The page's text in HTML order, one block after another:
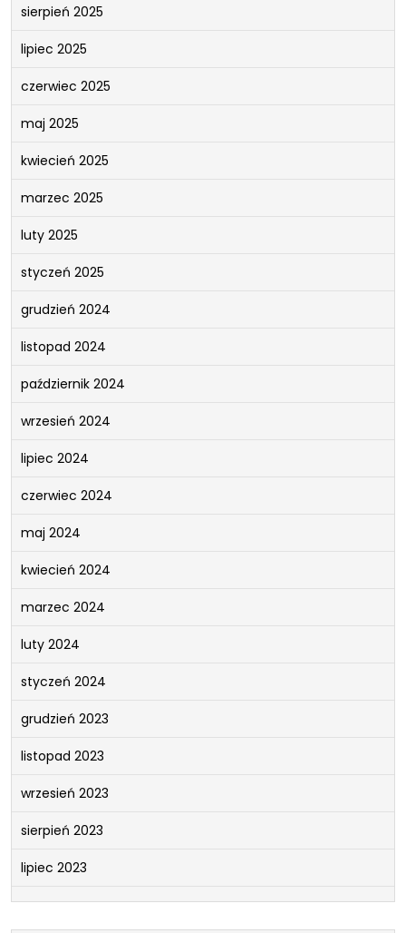
sierpień 2025
lipiec 2025
czerwiec 2025
maj 2025
kwiecień 2025
marzec 2025
luty 2025
styczeń 2025
grudzień 2024
listopad 2024
październik 2024
wrzesień 2024
lipiec 2024
czerwiec 2024
maj 2024
kwiecień 2024
marzec 2024
luty 2024
styczeń 2024
grudzień 2023
listopad 2023
wrzesień 2023
sierpień 2023
lipiec 2023